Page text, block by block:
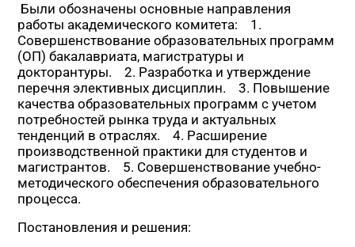
Были обозначены основные направления
работы академического комитета: 1.
Совершенствование образовательных программ
(ОП) бакалавриата, магистратуры и
докторантуры. 2. Разработка и утверждение
перечня элективных дисциплин. 3. Повышение
качества образовательных программ с учетом
потребностей рынка труда и актуальных
тенденций в отраслях. 4. Расширение
производственной практики для студентов и
магистрантов. 5. Совершенствование учебно-
методического обеспечения образовательного
процесса.
Постановления и решения: